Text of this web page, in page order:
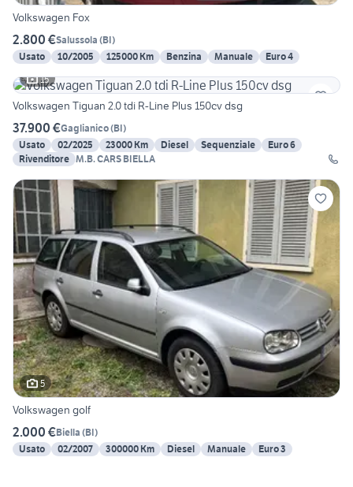
Volkswagen Fox
2.800 €Salussola (BI)
Usato
10/2005 125000 Km Benzina Manuale
Euro 4
15
Volkswagen Tiguan 2.0 tdi R-Line Plus 150cv dsg
37.900 €Gaglianico(BI)
Usato
02/2025 23000 Km Diesel Sequenziale
Euro 6
Rivenditore M.B. CARS BIELLA
5
Volkswagen golf
2.000 €Biella (BI)
Usato
02/2007 300000 Km Diesel Manuale Euro 3